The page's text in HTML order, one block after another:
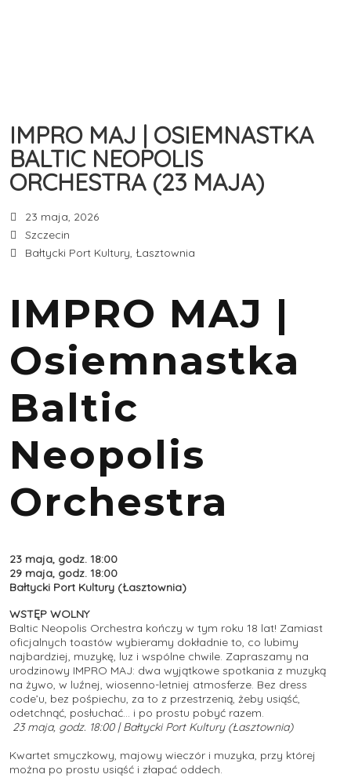
IMPRO MAJ | OSIEMNASTKA
BALTIC NEOPOLIS
ORCHESTRA (23 MAJA)
23 maja, 2026
Szczecin
Bałtycki Port Kultury, Łasztownia
IMPRO MAJ |
Osiemnastka
Baltic
Neopolis
Orchestra
23 maja, godz. 18:00
29 maja, godz. 18:00
Bałtycki Port Kultury (Łasztownia)
WSTĘP WOLNY
Baltic Neopolis Orchestra kończy w tym roku 18 lat! Zamiast
oficjalnych toastów wybieramy dokładnie to, co lubimy
najbardziej, muzykę, luz i wspólne chwile. Zapraszamy na
urodzinowy IMPRO MAJ: dwa wyjątkowe spotkania z muzyką
na żywo, w luźnej, wiosenno-letniej atmosferze. Bez dress
code’u, bez pośpiechu, za to z przestrzenią, żeby usiąść,
odetchnąć, posłuchać… i po prostu pobyć razem.
23 maja, godz. 18:00 | Bałtycki Port Kultury (Łasztownia)
Kwartet smyczkowy, majowy wieczór i muzyka, przy której
można po prostu usiąść i złapać oddech.